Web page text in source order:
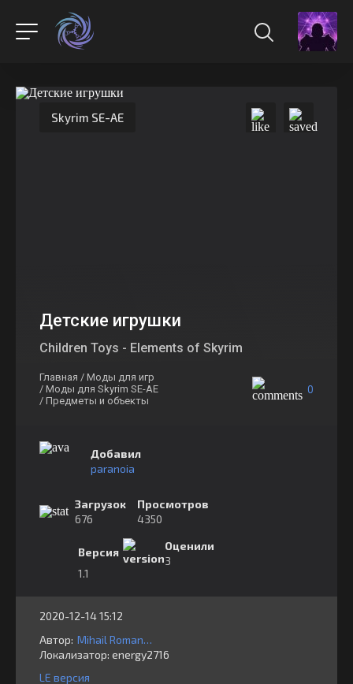
Skyrim SE-AE
Детские игрушки
Children Toys - Elements of Skyrim
Главная / Моды для игр
/ Моды для Skyrim SE-AE
/ Предметы и объекты
0
Добавил
paranoia
Загрузок
676
Просмотров
4350
Версия
1.1
Оценили
3
2020-12-14 15:12
Автор:
Mihail Romanov
Локализатор: ⁣⁣⁣energy2716
LE версия